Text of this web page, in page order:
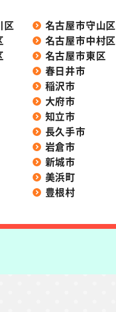
区 名古屋市守山区
名古屋市中村区
名古屋市東区
春日井市
稲沢市
大府市
知立市
長久手市
岩倉市
新城市
美浜町
豊根村